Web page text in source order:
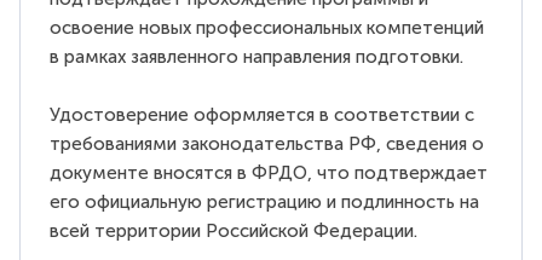
освоение новых профессиональных компетенций
в рамках заявленного направления подготовки.
Удостоверение оформляется в соответствии с
требованиями законодательства РФ, сведения о
документе вносятся в ФРДО, что подтверждает
его официальную регистрацию и подлинность на
всей территории Российской Федерации.